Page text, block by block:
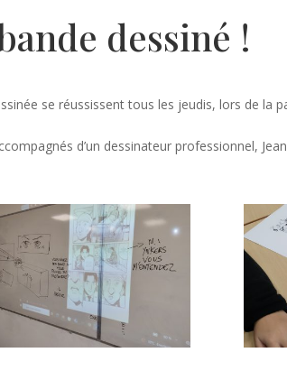
dessiné !
se réussissent tous les jeudis, lors de la
d’un dessinateur professionnel,